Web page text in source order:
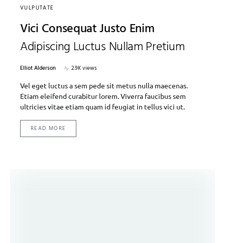
VULPUTATE
Vici Consequat Justo Enim
Adipiscing Luctus Nullam Pretium
Elliot Alderson
2.9K views
Vel eget luctus a sem pede sit metus nulla maecenas.
Etiam eleifend curabitur lorem. Viverra faucibus sem
ultricies vitae etiam quam id feugiat in tellus vici ut.
READ MORE